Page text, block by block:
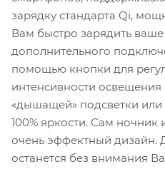
зарядку стандарта Qi,
Вам быстро зарядить ваше
дополнительного
помощью кнопки для
интенсивности
«дышащей» подсветки или
100% яркости. Сам
очень эффектный дизайн.
останется без внимания